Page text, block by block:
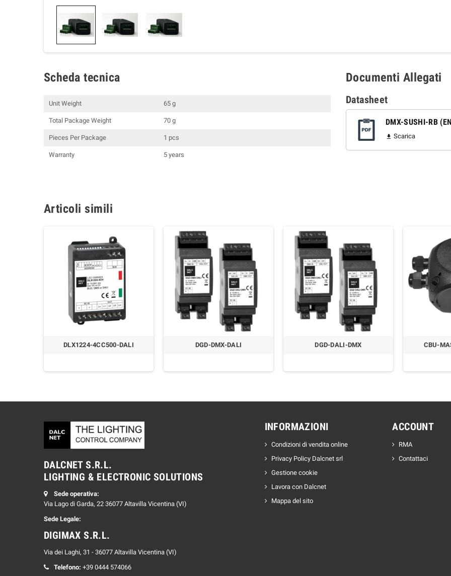
Scheda tecnica
Unit Weight 65 g
Total Package Weight 70 g
Pieces Per Package 1 pcs
Warranty 5 years
Documenti Allegati
Datasheet
DMX-SUSHI-RB
 Scarica
Articoli simili
DLX1224-4CC500-DALI DGD-DMX-DALI DGD-DALI-DMX CBU-
DALCNET S.R.L.
LIGHTING & ELECTRONIC SOLUTIONS
Sede operativa:
Via Lago di Garda, 22 36077 Altavilla Vicentina (VI)
Sede Legale:
DIGIMAX S.R.L.
Via dei Laghi, 31 - 36077 Altavilla Vicentina (VI)
Telefono: +39 0444 574066
INFORMAZIONI
Condizioni di vendita online
Privacy Policy Dalcnet srl
Gestione cookie
Lavora con Dalcnet
Mappa del sito
ACCOUNT
RMA
Contattaci